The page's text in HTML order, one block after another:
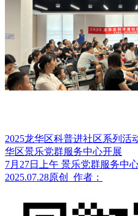
2025龙华区科普进社区系列
华区景乐党群服务中心开展
7月27日上午 景乐党群服务中
2025.07.28原创 作者：